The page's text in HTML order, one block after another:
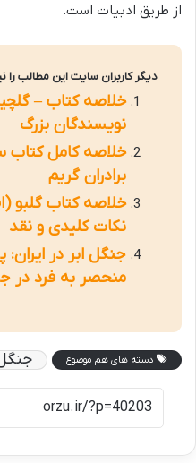
از طریق ادبیات است.
دیگر کاربران سایت این مطالب
خلاصه کتاب –
نویسندگان بزرگ
خلاصه کامل کتاب
برادران گریم
خلاصه کتاب گلبو
نکات کلیدی و نقد
جنگل ابر در
منحصر به فرد در
دسته های هم موضوع